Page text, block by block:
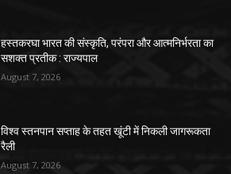
हस्तकरघा भारत की संस्कृति, परंपरा और आत्मनिर्भरता का
सशक्त प्रतीक : राज्यपाल
August 7, 2026
विश्व स्तनपान सप्ताह के तहत खूंटी में निकली जागरूकता
रैली
August 7, 2026